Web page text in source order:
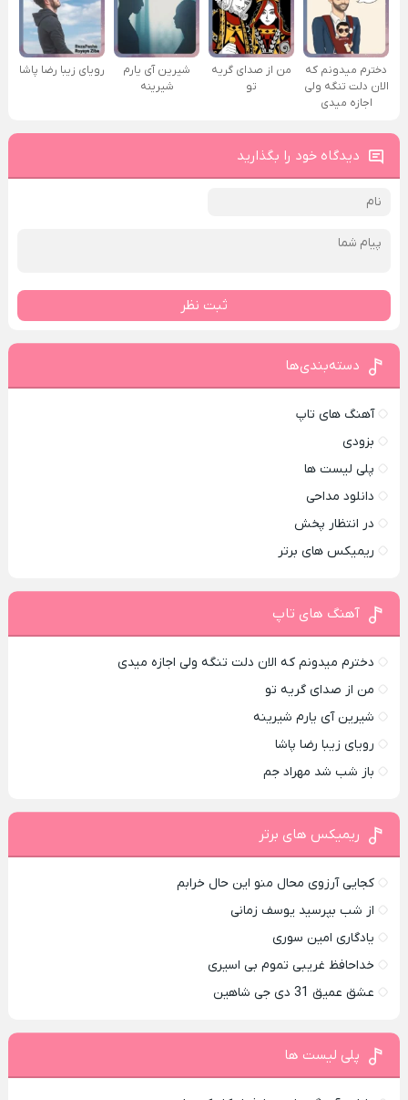
دخترم میدونم که
الان دلت تنگه ولی
اجازه میدی
من از صدای گريه
تو
شیرین آی یارم
شیرینه
رویای زیبا رضا پاشا
دیدگاه خود را بگذارید
ثبت نظر
دسته‌بندی‌ها
آهنگ های تاپ
بزودی
پلی لیست ها
دانلود مداحی
در انتظار پخش
ریمیکس های برتر
آهنگ های تاپ
دخترم میدونم که الان دلت تنگه ولی اجازه میدی
من از صدای گريه تو
شیرین آی یارم شیرینه
رویای زیبا رضا پاشا
باز شب شد مهراد جم
ریمیکس های برتر
کجایی آرزوی محال منو این حال خرابم
از شب بپرسید یوسف زمانی
یادگاری امین سوری
خداحافظ غریبی تموم بی اسیری
عشق عمیق 31 دی جی شاهین
پلی لیست ها